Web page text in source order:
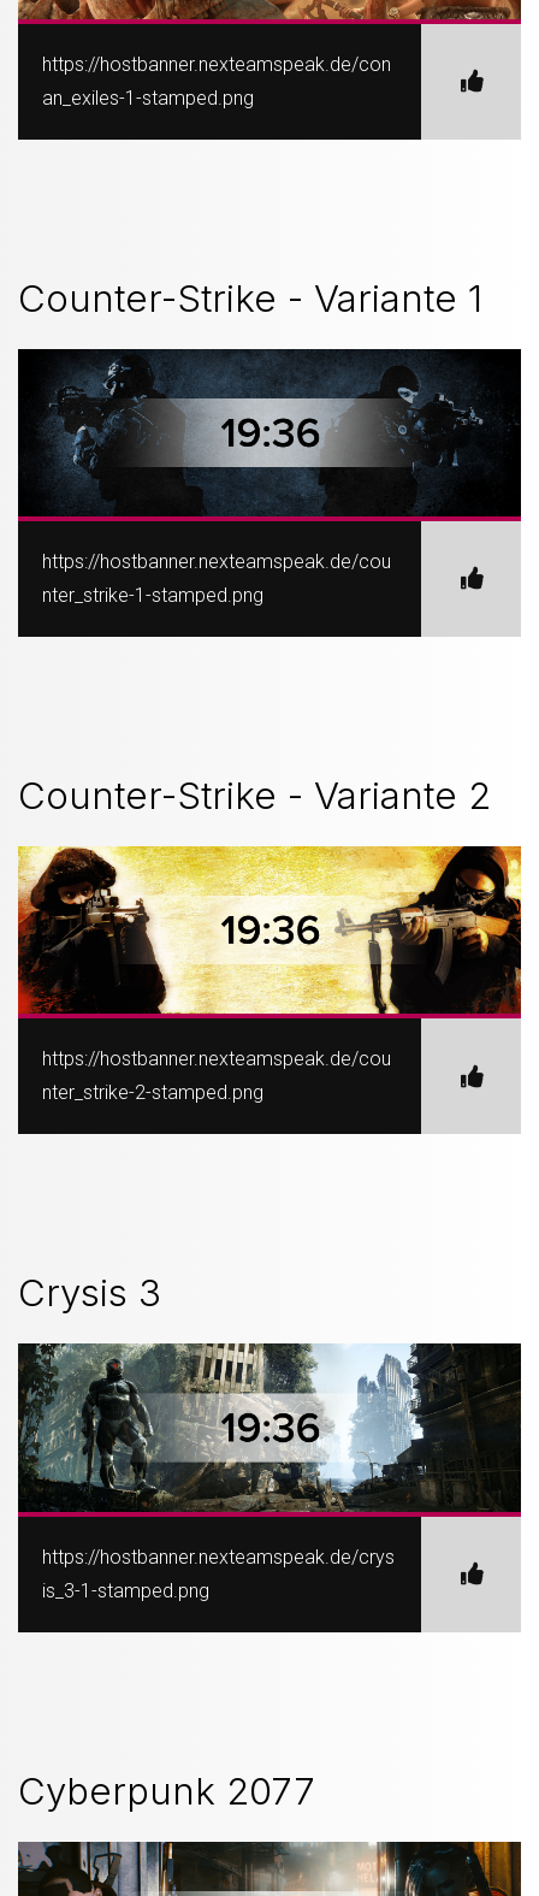
https://hostbanner.nexteamspeak.de/con
an_exiles-1-stamped.png
Counter-Strike - Variante 1
https://hostbanner.nexteamspeak.de/cou
nter_strike-1-stamped.png
Counter-Strike - Variante 2
https://hostbanner.nexteamspeak.de/cou
nter_strike-2-stamped.png
Crysis 3
https://hostbanner.nexteamspeak.de/crys
is_3-1-stamped.png
Cyberpunk 2077